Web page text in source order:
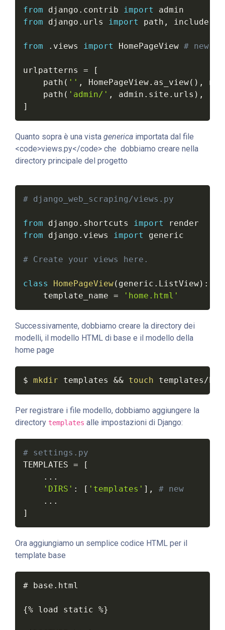
from django . contrib import
from django . urls import path , include
from . views import HomePageView # new
urlpatterns =
[
    path
( '' , HomePageView. as_view( ) ,
    path
( 'admin/' , admin . site . urls ) ,
]
Quanto sopra è una vista generica importata dal file
<code>views.py</code> che dobbiamo creare nella
directory principale del progetto
# django_web_scraping/views.py
from django . shortcuts import
from django . views import generic
# Create your views here.
class HomePageView( generic . ListView) :
    template_name
= 'home.html'
Successivamente, dobbiamo creare la directory dei
modelli, il modello HTML di base e il modello della
home page
$ mkdir templates && touch templates/
Per registrare i file modello, dobbiamo aggiungere la
directory templates alle impostazioni di Django:
# settings.py
TEMPLATES =
[
. . .
'DIRS' : [ 'templates' ] ,
# new
. . .
]
Ora aggiungiamo un semplice codice HTML per il
template base
# base.html
{% load static %}